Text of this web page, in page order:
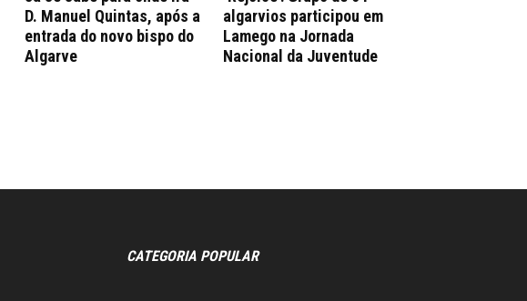
D. Manuel Quintas, após a
entrada do novo bispo do
Algarve
algarvios participou em
Lamego na Jornada
Nacional da Juventude
CATEGORIA POPULAR